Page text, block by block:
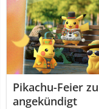
Pikachu-Feier
angekündigt